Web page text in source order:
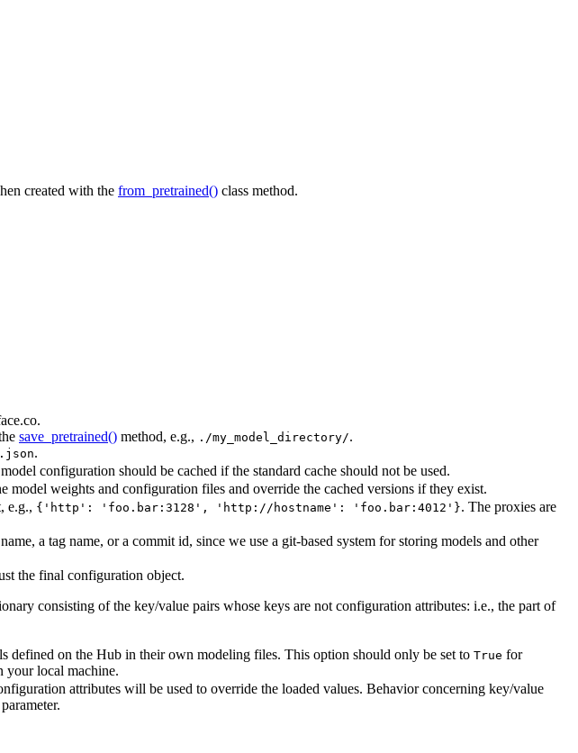
created with the from_pretrained() class method.
save_pretrained() method, e.g., ./my_model_directory/.
.
configuration should be cached if the standard cache should not be used.
weights and configuration files and override the cached versions if they exist.
e.g., {'http': 'foo.bar:3128', 'http://hostname': 'foo.bar:4012'}. The proxies are
a tag name, or a commit id, since we use a git-based system for storing models and other
the final configuration object.
consisting of the key/value pairs whose keys are not configuration attributes: i.e., the part of
on the Hub in their own modeling files. This option should only be set to True for
your local machine.
attributes will be used to override the loaded values. Behavior concerning key/value